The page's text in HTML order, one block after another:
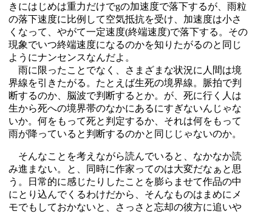
きにはじめは重力だけでgの加速度で落下するが、雨粒
の落下速度に比例して空気抵抗を受け、加速度は小さ
くなって、やがて一定速度(終端速度)で落下する。その
現象でいつ終端速度になるのかを知りたがるのと同じ
ようにナンセンスなんだよ。
雨に限ったことでなく、さまざまな状況に人間は境
界線を引きたがる。たとえば生死の境界線。脈拍で判
断するのか、脳波で判断するとか。が、死に行く人は
生から死への境界帯のなかにあるにすぎないんじゃな
いか。何をもって死と判定するか、それは何をもって
雨が降っていると判断するのかと同じじゃないのか。
そんなことを考えながら読んでいると、なかなか読
み進まない。と、同時に作家ってのは大変だなぁと思
う。日常的に感じたりしたことを膨らませて作品の中
にとり込んでくるわけだから、そんなものはまめにメ
モでもしておかないと、さっさと忘却の彼方に追いや